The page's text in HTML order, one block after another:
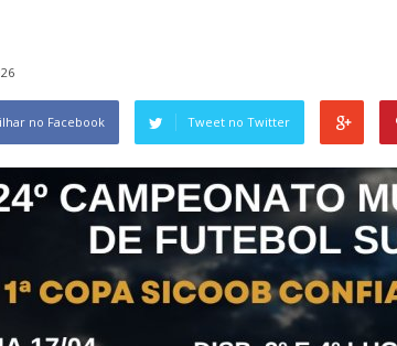
no Facebook Tweet no Twitter